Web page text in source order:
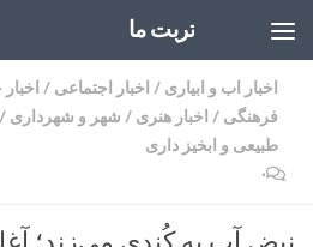
تربت ما
اخبار اب و ابیاری / اخبار اجتماعی /
فرهنگی / اخبار هنری / شهر و شهرداری /
طبیعی و ابخیز داری
۰